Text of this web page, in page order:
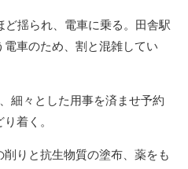
揺られ、電車に乗る。田舎駅
車のため、割と混雑してい
細々とした用事を済ませ予約
着く。
りと抗生物質の塗布、薬をも